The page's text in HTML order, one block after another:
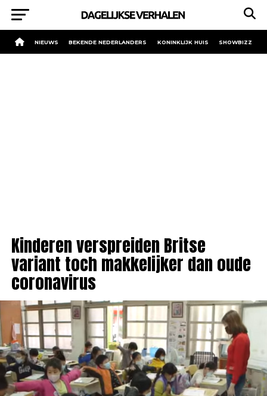
NIEUWS BEKENDE NEDERLANDERS KONINKLIJK HUIS SHOWBIZZ
Kinderen verspreiden Britse
variant toch makkelijker dan oude
coronavirus